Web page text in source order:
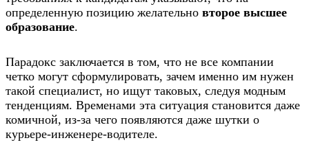
определенную позицию желательно второе высшее
образование.
Парадокс заключается в том, что не все компании
четко могут сформулировать, зачем именно им нужен
такой специалист, но ищут таковых, следуя модным
тенденциям. Временами эта ситуация становится даже
комичной, из-за чего появляются даже шутки о
курьере-инженере-водителе.